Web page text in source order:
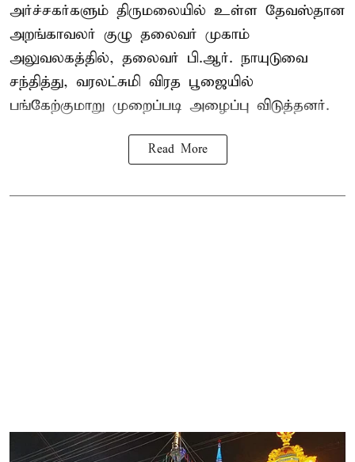
அர்ச்சகர்களும் திருமலையில் உள்ள தேவஸ்தான
அறங்காவலர் குழு தலைவர் முகாம்
அலுவலகத்தில், தலைவர் பி.ஆர். நாயுடுவை
சந்தித்து, வரலட்சுமி விரத பூஜையில்
பங்கேற்குமாறு முறைப்படி அழைப்பு விடுத்தனர்.
Read More